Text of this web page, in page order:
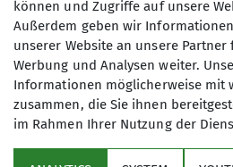
der Kontaktaufnahme
genutzt werden. Mir ist
meine Einwilligung
kann. *
Mit (*) markierte Felder
sind Pflichtfelder
können und Zugriffe auf unsere
Außerdem geben wir
unserer Website an unsere
Werbung und Analysen weiter.
Informationen möglicherweise mit
zusammen, die Sie ihnen
im Rahmen Ihrer Nutzung der